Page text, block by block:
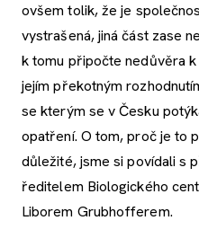
ovšem tolik, že je
vystrašená, jiná část zase
k tomu připočte nedůvěra
jejím překotným
se kterým se v Česku
opatření. O tom, proč je to
důležité, jsme si povídali s
ředitelem Biologického
Liborem Grubhofferem.